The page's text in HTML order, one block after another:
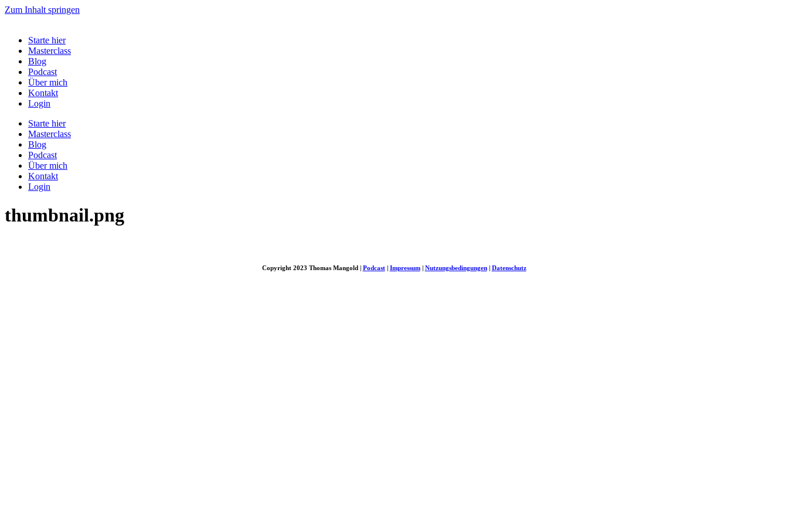
Zum Inhalt springen
Starte hier
Masterclass
Blog
Podcast
Über mich
Kontakt
Login
Starte hier
Masterclass
Blog
Podcast
Über mich
Kontakt
Login
thumbnail.png
Copyright 2023 Thomas Mangold | Podcast| Impressum| Nutzungsbedingungen| Datenschutz